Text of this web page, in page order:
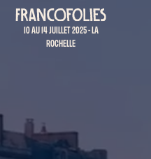
Aller au contenu principal
Retour à l'accueil
10 AU 14 JUILLET 2025 - LA
ROCHELLE